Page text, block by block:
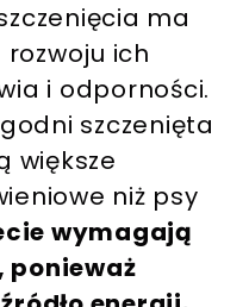
ma
ich
i odporności.
szczenięta
większe
niż psy
wymagają
ponieważ